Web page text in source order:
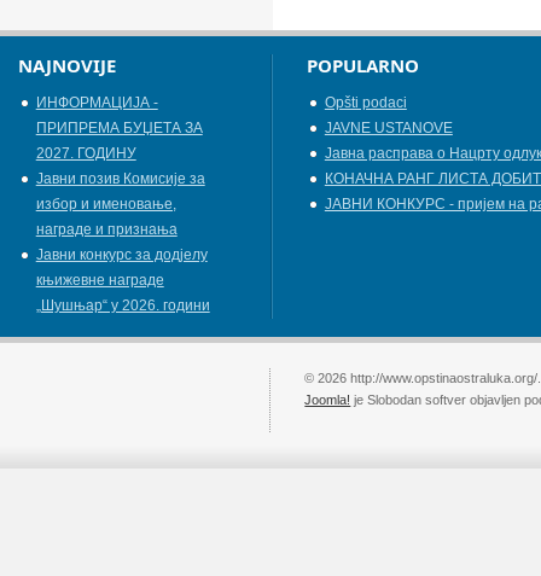
NAJNOVIJE
ИНФОРМАЦИЈА -
ПРИПРЕМА БУЏЕТА ЗА
2027. ГОДИНУ
Jавни позив Комисије за
избор и именовање,
награде и признања
Јавни конкурс за додјелу
књижевнe наградe
„Шушњар“ у 2026. години
POPULARNO
Opšti podaci
JAVNE USTANOVE
Јавна расправа о Нацрту
КОНАЧНА РАНГ ЛИСТА
ЈАВНИ КОНКУРС - пријем на
© 2026 http://
Joomla! je Slobodan softver objavljen